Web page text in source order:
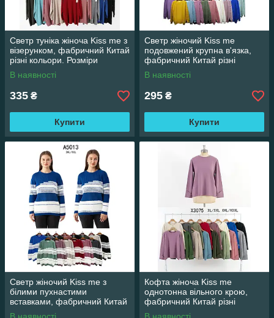
Светр туніка жіноча Kiss me з
візерунком, фабричний Китай
різні кольори. Розміри
оверсайз
В наявності
335 ₴
Купити
Светр жіночий Kiss me
подовжений крупна в'язка,
фабричний Китай різні
кольори. Розміри XXL/XXXL
В наявності
295 ₴
Купити
Светр жіночий Kiss me з
білими пухнастими
вставками, фабричний Китай
різні кольори. Розміри
Кофта жіноча Kiss me
однотонна вільного крою,
фабричний Китай різні
кольори. Розміри XL - XXXL